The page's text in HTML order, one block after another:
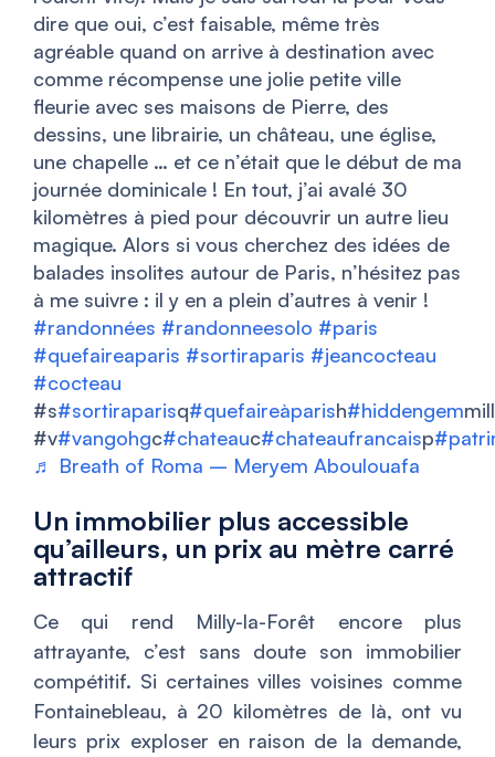
dire que oui, c’est faisable, même très
agréable quand on arrive à destination avec
comme récompense une jolie petite ville
fleurie avec ses maisons de Pierre, des
dessins, une librairie, un château, une église,
une chapelle … et ce n’était que le début de ma
journée dominicale ! En tout, j’ai avalé 30
kilomètres à pied pour découvrir un autre lieu
magique. Alors si vous cherchez des idées de
balades insolites autour de Paris, n’hésitez pas
à me suivre : il y en a plein d’autres à venir !
#randonnées #randonneesolo #paris
#quefaireaparis #sortiraparis #jeancocteau
#cocteau
#s#sortiraparisq#quefaireàparish#hiddengem
#v#vangohgc#chateauc#chateaufrancaisp
♬ Breath of Roma – Meryem Aboulouafa
Un immobilier plus accessible
qu’ailleurs, un prix au mètre carré
attractif
Ce qui rend Milly-la-Forêt encore plus
attrayante, c’est sans doute son immobilier
compétitif. Si certaines villes voisines comme
Fontainebleau, à 20 kilomètres de là, ont vu
leurs prix exploser en raison de la demande,